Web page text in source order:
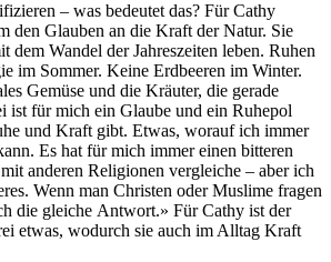
– was bedeutet das? Für Cathy
den Glauben an die Kraft der Natur. Sie
dem Wandel der Jahreszeiten leben. Ruhen
im Sommer. Keine Erdbeeren im Winter.
Gemüse und die Kräuter, die gerade
ist für mich ein Glaube und ein Ruhepol
und Kraft gibt. Etwas, worauf ich immer
Es hat für mich immer einen bitteren
anderen Religionen vergleiche – aber ich
Wenn man Christen oder Muslime fragen
die gleiche Antwort.» Für Cathy ist der
etwas, wodurch sie auch im Alltag Kraft